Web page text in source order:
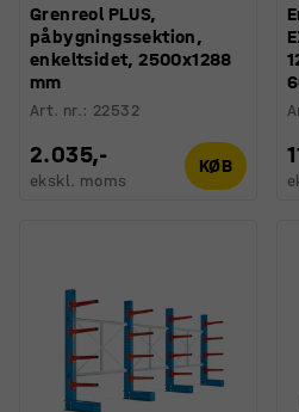
Grenreol PLUS,
påbygningssektion,
enkeltsidet, 2500x1288
mm
Art. nr.: 22532
2.035,-
ekskl. moms
KØB